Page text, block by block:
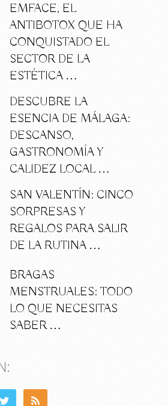
EMFACE, EL
ANTIBOTOX QUE HA
CONQUISTADO EL
SECTOR DE LA
ESTÉTICA …
DESCUBRE LA
ESENCIA DE MÁLAGA:
DESCANSO,
GASTRONOMÍA Y
CALIDEZ LOCAL …
SAN VALENTÍN: CINCO
SORPRESAS Y
REGALOS PARA SALIR
DE LA RUTINA …
BRAGAS
MENSTRUALES: TODO
LO QUE NECESITAS
SABER …